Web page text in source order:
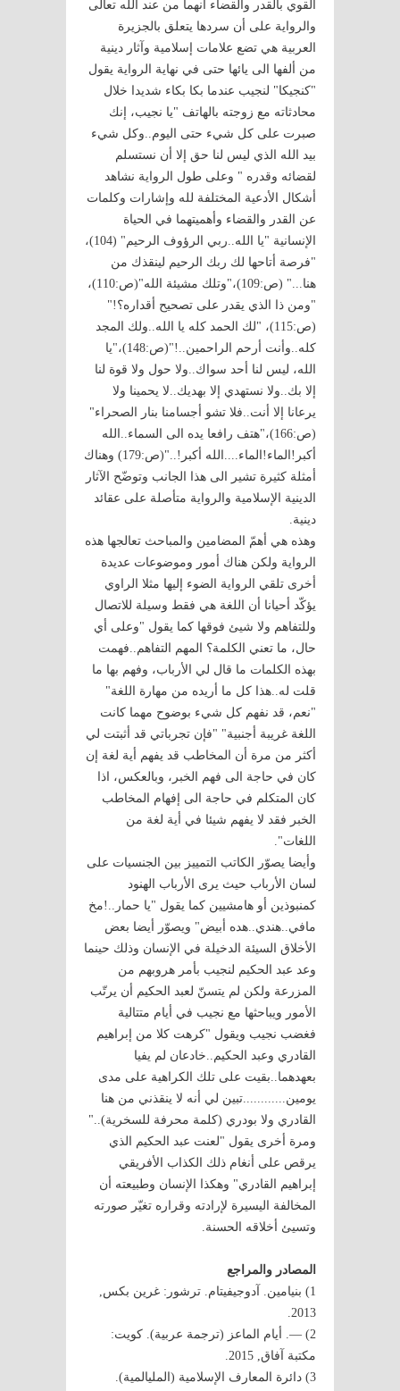
القوي بالقدر والقضاء أنهما من عند الله تعالى
والرواية على أن سردها يتعلق بالجزيرة
العربية هي تضع علامات إسلامية وآثار دينية
من ألفها الى يائها حتى في نهاية الرواية يقول
"كنجيكا" لنجيب عندما بكا بكاء شديدا خلال
محادثاته مع زوجته بالهاتف "يا نجيب، إنك
صبرت على كل شيء حتى اليوم..وكل شيء
بيد الله الذي ليس لنا حق إلا أن نستسلم
لقضائه وقدره " وعلى طول الرواية نشاهد
أشكال الأدعية المختلفة لله وإشارات وكلمات
عن القدر والقضاء وأهميتهما في الحياة
الإنسانية "يا الله..ربي الرؤوف الرحيم" (104)،
"فرصة أتاحها لك ربك الرحيم لينقذك من
هنا..." (ص:109)،"وتلك مشيئة الله"(ص:110)،
"ومن ذا الذي يقدر على تصحيح أقداره؟!"
(ص:115)، "لك الحمد كله يا الله..ولك المجد
كله..وأنت أرحم الراحمين..!"(ص:148)،"يا
الله، ليس لنا أحد سواك..ولا حول ولا قوة لنا
إلا بك..ولا نستهدي إلا بهديك..لا يحمينا ولا
يرعانا إلا أنت..فلا تشو أجسامنا بنار الصحراء"
(ص:166)،"هتف رافعا يده الى السماء..الله
أكبر!الماء!الماء....الله أكبر!.."(ص:179) وهناك
أمثلة كثيرة تشير الى هذا الجانب وتوضّح الآثار
الدينية الإسلامية والرواية متأصلة على عقائد
دينية.
وهذه هي أهمّ المضامين والمباحث تعالجها هذه
الرواية ولكن هناك أمور وموضوعات عديدة
أخرى تلقي الرواية الضوء إليها مثلا الراوي
يؤكّد أحيانا أن اللغة هي فقط وسيلة للاتصال
وللتفاهم ولا شيئ فوقها كما يقول "وعلى أي
حال، ما تعني الكلمة؟ المهم التفاهم..فهمت
بهذه الكلمات ما قال لي الأرباب، وفهم بها ما
قلت له..هذا كل ما أريده من مهارة اللغة"
"نعم، قد نفهم كل شيء بوضوح مهما كانت
اللغة غريبة أجنبية" "فإن تجرباتي قد أثبتت لي
أكثر من مرة أن المخاطب قد يفهم أية لغة إن
كان في حاجة الى فهم الخبر، وبالعكس، اذا
كان المتكلم في حاجة الى إفهام المخاطب
الخبر فقد لا يفهم شيئا في أية لغة من
اللغات".
وأيضا يصوّر الكاتب التمييز بين الجنسيات على
لسان الأرباب حيث يرى الأرباب الهنود
كمنبوذين أو هامشيين كما يقول "يا حمار..!مخ
مافي..هندي..هده أبيض" ويصوّر أيضا بعض
الأخلاق السيئة الدخيلة في الإنسان وذلك حينما
وعد عبد الحكيم لنجيب بأمر هروبهم من
المزرعة ولكن لم يتسنّ لعبد الحكيم أن يرتّب
الأمور ويباحثها مع نجيب في أيام متتالية
فغضب نجيب ويقول "كرهت كلا من إبراهيم
القادري وعبد الحكيم..خادعان لم يفيا
بعهدهما..بقيت على تلك الكراهية على مدى
يومين............تبين لي أنه لا ينقذني من هنا
القادري ولا بودري (كلمة محرفة للسخرية).."
ومرة أخرى يقول "لعنت عبد الحكيم الذي
يرقص على أنغام ذلك الكذاب الأفريقي
إبراهيم القادري" وهكذا الإنسان وطبيعته أن
المخالفة اليسيرة لإرادته وقراره تغيّر صورته
وتسيئ أخلاقه الحسنة.
المصادر والمراجع
1) بنيامين. آدوجيفيتام. ترشور: غرين بكس,
2013.
2) —. أيام الماعز (ترجمة عربية). كويت:
مكتبة آفاق, 2015.
3) دائرة المعارف الإسلامية (المليالمية).